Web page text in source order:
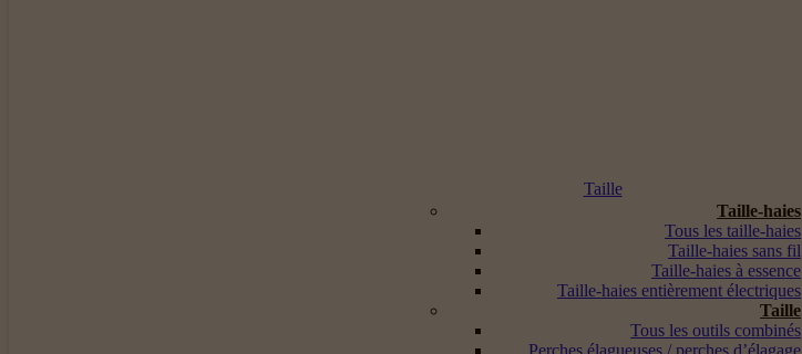
Taille
Taille-haies
Tous les taille-haies
Taille-haies sans fil
Taille-haies à essence
Taille-haies entièrement électriques
Taille
Tous les outils combinés
Perches élagueuses / perches d’élagage